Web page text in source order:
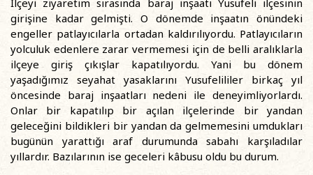
İlçeyi ziyaretim sırasında baraj inşaatı Yusufeli ilçesinin
girişine kadar gelmişti. O dönemde inşaatın önündeki
engeller patlayıcılarla ortadan kaldırılıyordu. Patlayıcıların
yolculuk edenlere zarar vermemesi için de belli aralıklarla
ilçeye giriş çıkışlar kapatılıyordu. Yani bu dönem
yaşadığımız seyahat yasaklarını Yusufelililer birkaç yıl
öncesinde baraj inşaatları nedeni ile deneyimliyorlardı.
Onlar bir kapatılıp bir açılan ilçelerinde bir yandan
geleceğini bildikleri bir yandan da gelmemesini umdukları
bugünün yarattığı araf durumunda sabahı karşıladılar
yıllardır. Bazılarının ise geceleri kâbusu oldu bu durum.